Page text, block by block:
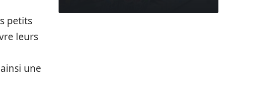
petits
leurs
une